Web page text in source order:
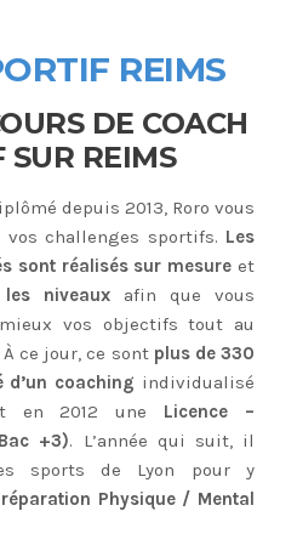
REIMS
DE COACH
SUR REIMS
depuis 2013, Roro vous
vos challenges sportifs. Les
sont réalisés sur mesure et
niveauxafin que vous
vos objectifs tout au
ce jour, ce sont plus de 330
d’un coaching individualisé
en 2012 une Licence –
+3). L’année qui suit, il
sports de Lyon pour y
Physique / Mental